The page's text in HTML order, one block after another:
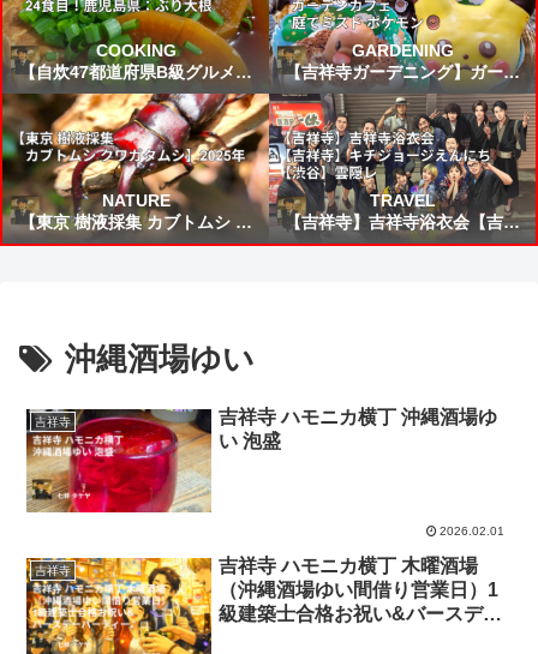
てくれて嬉しい～
COOKING
【自炊47都道府県B級グルメ】
24食目！鹿児島県：ぶり大根
GARDENING
【吉祥寺ガーデニング】ガーデ
ンカフェ☕庭でミスド ポケモン
🍩
NATURE
【東京 樹液採集 カブトムシ ク
ワガタムシ】2025年
TRAVEL
【吉祥寺】吉祥寺浴衣会【吉祥
寺】キチジョージえんにち【渋
沖縄酒場ゆい
吉祥寺
吉祥寺 ハモニカ横丁 沖縄酒場ゆ
い 泡盛
2026.02.01
吉祥寺
吉祥寺 ハモニカ横丁 木曜酒場
（沖縄酒場ゆい間借り営業日）1
級建築士合格お祝い&バースデー